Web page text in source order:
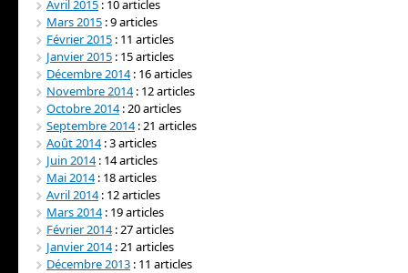
Avril 2015 : 10 articles
Mars 2015 : 9 articles
Février 2015 : 11 articles
Janvier 2015 : 15 articles
Décembre 2014: 16 articles
Novembre 2014: 12 articles
Octobre 2014: 20 articles
Septembre 2014: 21 articles
Août 2014: 3 articles
Juin 2014: 14 articles
Mai 2014: 18 articles
Avril 2014: 12 articles
Mars 2014: 19 articles
Février 2014: 27 articles
Janvier 2014: 21 articles
Décembre 2013 : 11 articles